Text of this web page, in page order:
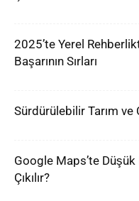
2025’te Yerel
Başarının Sırları
Sürdürülebilir Tarım
Google Maps’te Düşük
Çıkılır?